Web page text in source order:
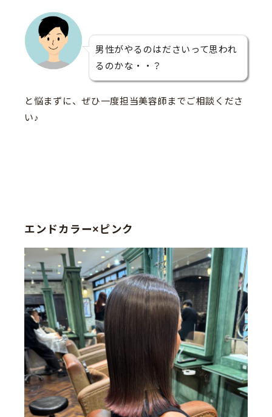
男性がやるのはださいって思われ
るのかな・・？
と悩まずに、ぜひ一度担当美容師までご相談くださ
い♪
エンドカラー×ピンク